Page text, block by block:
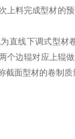
上料完成型材的
直线下调式型材
个边辊对应上辊
面型材的卷制质